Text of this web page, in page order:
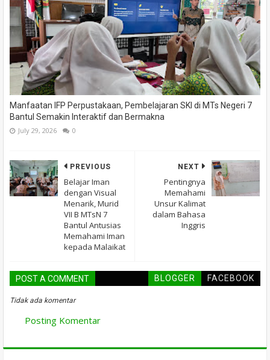
Manfaatan IFP Perpustakaan, Pembelajaran SKI di MTs Negeri 7
Bantul Semakin Interaktif dan Bermakna
July 29, 2026 0
NEXT
Pentingnya
Memahami
Unsur Kalimat
dalam Bahasa
Inggris
PREVIOUS
Belajar Iman
dengan Visual
Menarik, Murid
VII B MTsN 7
Bantul Antusias
Memahami Iman
kepada Malaikat
POST A COMMENT BLOGGER FACEBOOK
Tidak ada komentar
Posting Komentar